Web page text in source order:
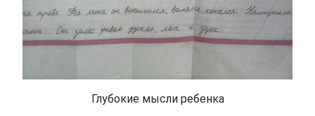
Глубокие мысли ребенка